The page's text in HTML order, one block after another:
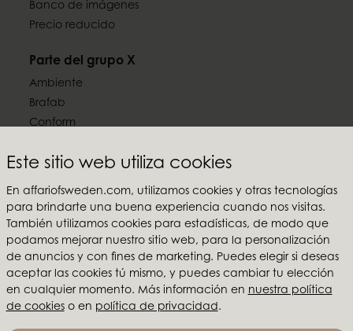
Este sitio web utiliza cookies
En affariofsweden.com, utilizamos cookies y otras tecnologías
para brindarte una buena experiencia cuando nos visitas.
También utilizamos cookies para estadísticas, de modo que
podamos mejorar nuestro sitio web, para la personalización
de anuncios y con fines de marketing. Puedes elegir si deseas
aceptar las cookies tú mismo, y puedes cambiar tu elección
en cualquier momento. Más información en nuestra política
de cookieso en política de privacidad.
Banco de imágenes
Precio reducido
Parte del grupo X
Ambiente
Brafab
Conform
MTI
Síguenos en las redes sociales
Affari of Sweden
Sobre nosotros